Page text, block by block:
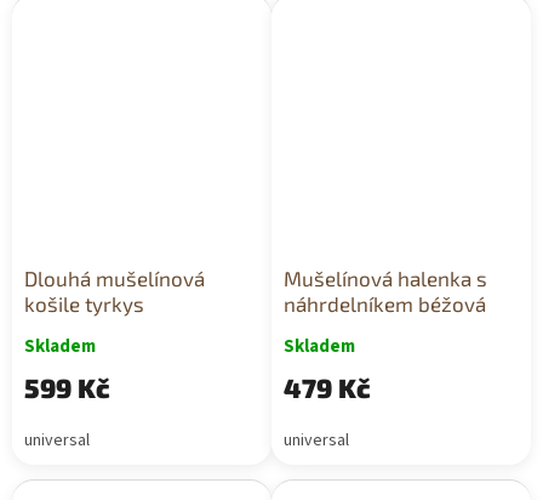
Dlouhá mušelínová
košile tyrkys
Skladem
599 Kč
universal
Mušelínová halenka s
náhrdelníkem béžová
Skladem
479 Kč
universal